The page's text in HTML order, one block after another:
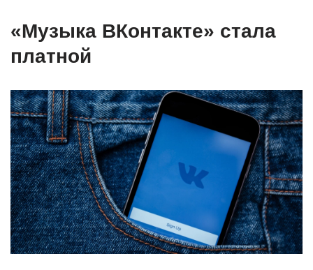
«Музыка ВКонтакте» стала
платной